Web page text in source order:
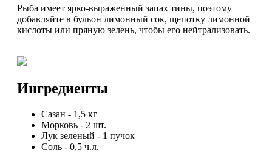
Рыба имеет ярко-выраженный запах тины, поэтому
добавляйте в бульон лимонный сок, щепотку лимонной
кислоты или пряную зелень, чтобы его нейтрализовать.
Ингредиенты
Сазан - 1,5 кг
Морковь - 2 шт.
Лук зеленый - 1 пучок
Соль - 0,5 ч.л.